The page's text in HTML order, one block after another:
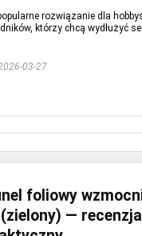
rozwiązanie dla
którzy chcą wydłużyć
03-27
foliowy
—